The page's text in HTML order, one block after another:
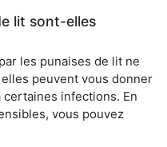
lit sont-elles
les punaises de lit ne
peuvent vous donner
infections. En
vous pouvez